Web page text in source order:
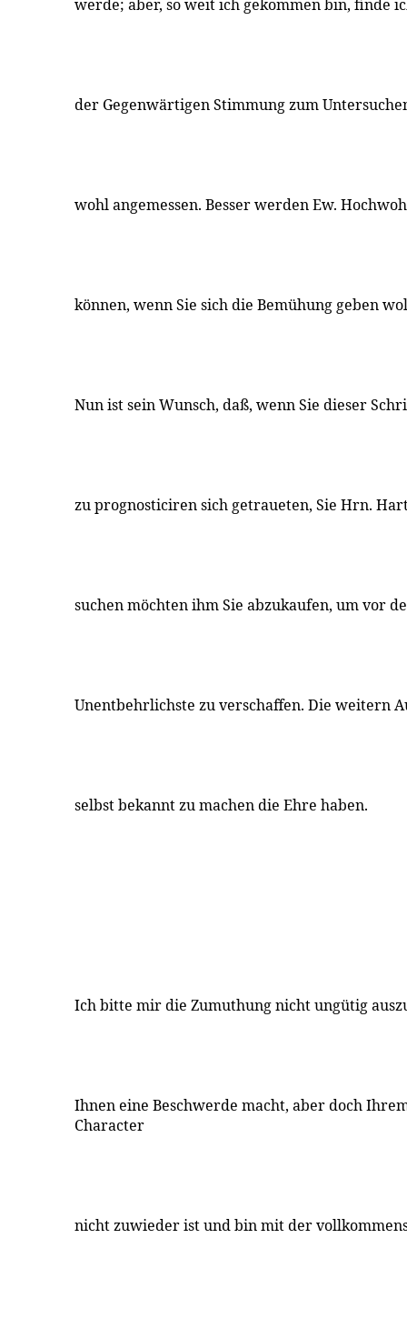
werde; aber, so weit ich gekommen bin, finde
der Gegenwärtigen Stimmung zum
wohl angemessen. Besser werden Ew.
können, wenn Sie sich die Bemühung geben
Nun ist sein Wunsch, daß, wenn Sie dieser
zu prognosticiren sich getraueten, Sie Hrn.
suchen möchten ihm Sie abzukaufen, um vor
Unentbehrlichste zu verschaffen. Die weitern
selbst bekannt zu machen die Ehre haben.
Ich bitte mir die Zumuthung nicht ungütig
Ihnen eine Beschwerde macht, aber doch
Character
nicht zuwieder ist und bin mit der